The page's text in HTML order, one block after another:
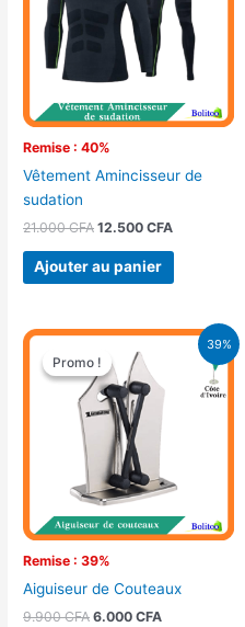
Remise : 40%
Vêtement Amincisseur de
sudation
21.000CFA 12.500CFA
Ajouter au panier
39%
Promo !
Remise : 39%
Promo !
Aiguiseur de Couteaux
9.900CFA
Le
prix
initial
était :
9.900 CFA.
6.000CFA
Le
est :
6.000 CFA.